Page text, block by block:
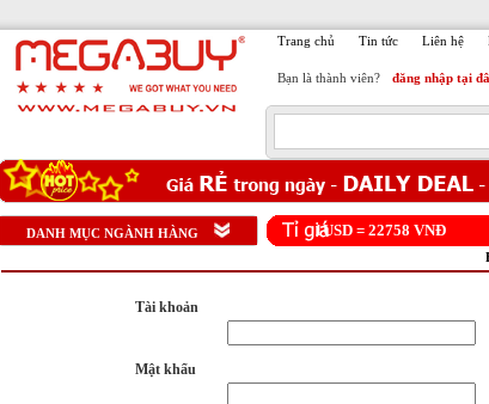
Trang chủ Tin tức Liên hệ
Bạn là thành viên?
đăng nhập tại
DANH MỤC NGÀNH HÀNG 1USD = 22758 VNĐ
Tài khoản
Mật khẩu